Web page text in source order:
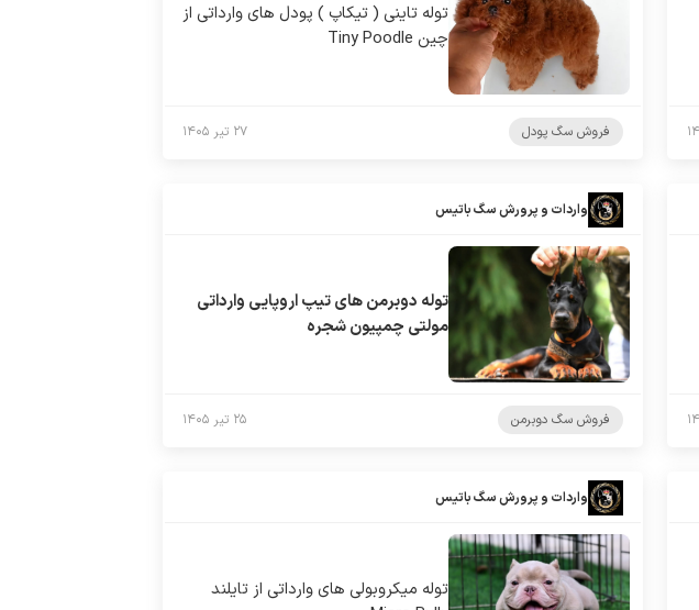
توله تاینی ( تیکاپ ) پودل های وارداتی از
چین Tiny Poodle
فروش سگ پودل ۲۷ تیر ۱۴۰۵
واردات و پرورش سگ باتیس
توله دوبرمن های تیپ اروپایی وارداتی
مولتی چمپیون شجره
فروش سگ دوبرمن ۲۵ تیر ۱۴۰۵
واردات و پرورش سگ باتیس
توله میکروبولی های وارداتی از تایلند